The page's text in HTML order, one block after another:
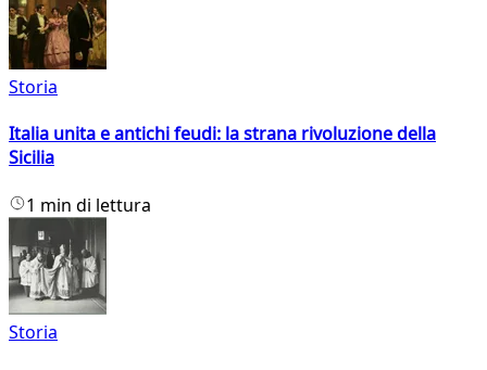
Storia
Italia unita e antichi feudi: la strana rivoluzione della
Sicilia
1 min di lettura
Storia